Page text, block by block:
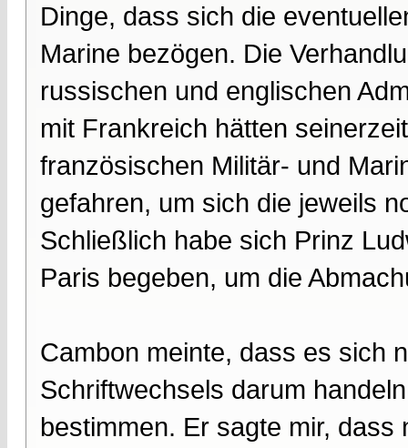
Dinge, dass sich die
Marine bezögen. Die
russischen und englischen
mit Frankreich hätten
französischen Militär- und
gefahren, um sich die jeweils
Schließlich habe sich Prinz
Paris begeben, um die
Cambon meinte, dass es sich
Schriftwechsels darum
bestimmen. Er sagte mir,